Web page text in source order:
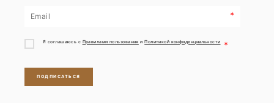
*
Я соглашаюсь с Правилами пользования иПолитикой конфиденциальности *
ПОДПИСАТЬСЯ